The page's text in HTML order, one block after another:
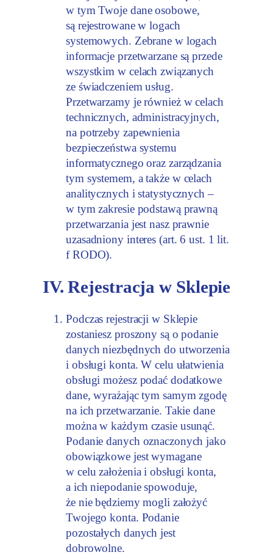
w tym Twoje dane osobowe,
są rejestrowane w logach
systemowych. Zebrane w logach
informacje przetwarzane są przede
wszystkim w celach związanych
ze świadczeniem usług.
Przetwarzamy je również w celach
technicznych, administracyjnych,
na potrzeby zapewnienia
bezpieczeństwa systemu
informatycznego oraz zarządzania
tym systemem, a także w celach
analitycznych i statystycznych –
w tym zakresie podstawą prawną
przetwarzania jest nasz prawnie
uzasadniony interes (art. 6 ust. 1 lit.
f RODO).
IV. Rejestracja w Sklepie
Podczas rejestracji w Sklepie
zostaniesz proszony są o podanie
danych niezbędnych do utworzenia
i obsługi konta. W celu ułatwienia
obsługi możesz podać dodatkowe
dane, wyrażając tym samym zgodę
na ich przetwarzanie. Takie dane
można w każdym czasie usunąć.
Podanie danych oznaczonych jako
obowiązkowe jest wymagane
w celu założenia i obsługi konta,
a ich niepodanie spowoduje,
że nie będziemy mogli założyć
Twojego konta. Podanie
pozostałych danych jest
dobrowolne.